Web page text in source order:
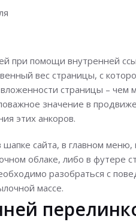
при помощи внутренней
вес страницы, с
страницы –
значение в
этих анкоров.
сайта, в главном
облаке, либо в футере
разобраться с
массе.